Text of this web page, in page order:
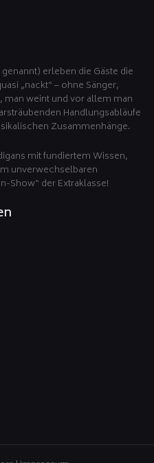
erleben die Gäste die
„nackt“ – ohne Sänger,
man weint und vor allem man
Handlungsabläufe
Zusammenhänge.
mit fundiertem Wissen,
unverwechselbaren
Show“ der Extraklasse!